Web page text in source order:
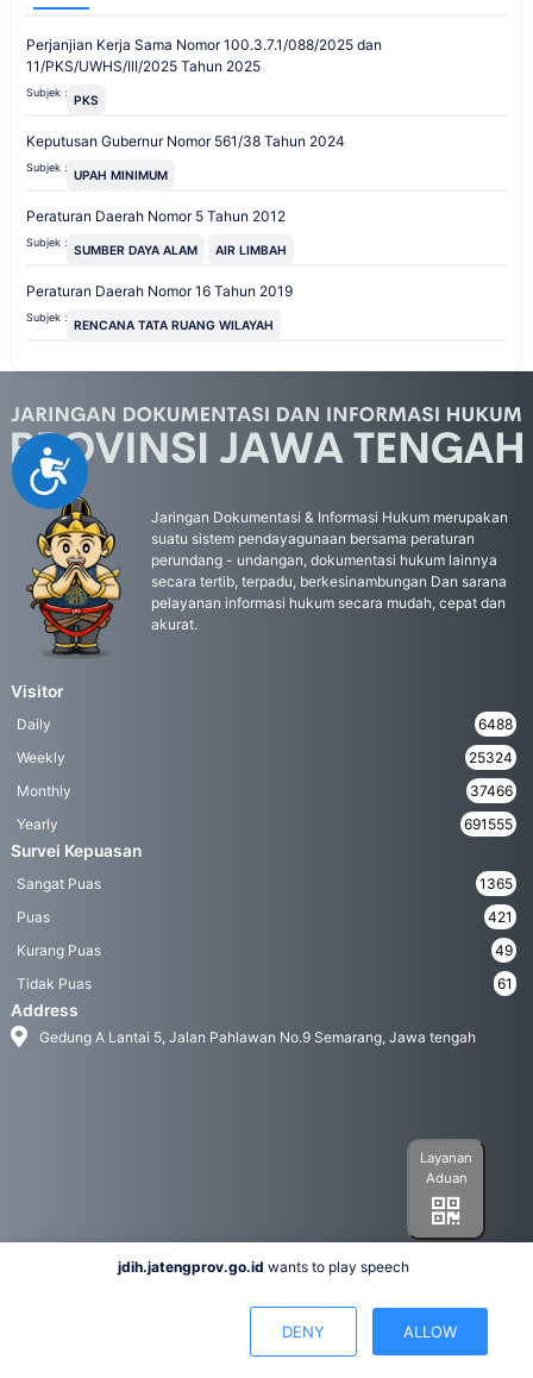
Accessibility
Perjanjian Kerja Sama Nomor 100.3.7.1/088/2025 dan
11/PKS/UWHS/III/2025 Tahun 2025
Subjek : PKS
Keputusan Gubernur Nomor 561/38 Tahun 2024
Subjek : UPAH MINIMUM
Peraturan Daerah Nomor 5 Tahun 2012
Subjek : SUMBER DAYA ALAM AIR LIMBAH
Peraturan Daerah Nomor 16 Tahun 2019
Subjek : RENCANA TATA RUANG WILAYAH
Jaringan Dokumentasi & Informasi Hukum merupakan
suatu sistem pendayagunaan bersama peraturan
perundang - undangan, dokumentasi hukum lainnya
secara tertib, terpadu, berkesinambungan Dan sarana
pelayanan informasi hukum secara mudah, cepat dan
akurat.
Visitor
Daily
6488
Weekly
25324
Monthly
37466
Yearly
691555
Survei Kepuasan
Sangat Puas
1365
Puas
421
Kurang Puas
49
Tidak Puas
61
Address
Gedung A Lantai 5, Jalan Pahlawan No.9 Semarang, Jawa tengah
Layanan
Aduan
Hak Cipta 2022© Biro Hukum Pemerintah Provinsi Jawa Tengah
jdih.jatengprov.go.id wants to play speech
DENY ALLOW